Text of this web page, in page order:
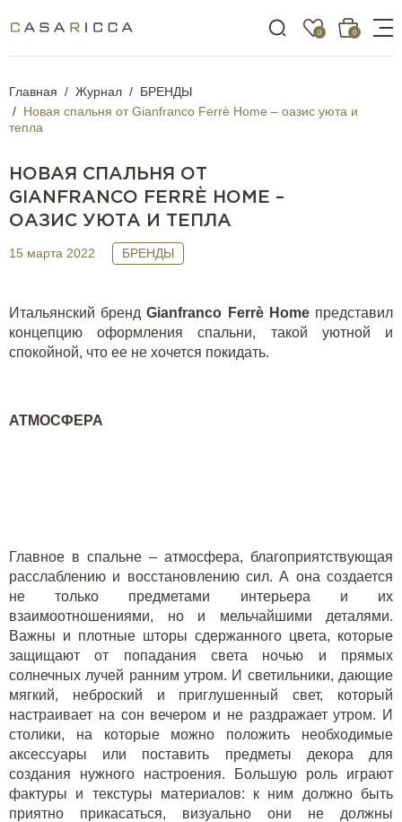
0 0
Главная Журнал
БРЕНДЫ
Новая спальня от Gianfranco Ferrè Home – оазис уюта и
тепла
НОВАЯ СПАЛЬНЯ ОТ
GIANFRANCO FERRÈ HOME –
ОАЗИС УЮТА И ТЕПЛА
15 марта 2022 БРЕНДЫ
Итальянский брендGianfranco Ferrè Home представил
концепцию оформления спальни, такой уютной и
спокойной, что ее не хочется покидать.
АТМОСФЕРА
Главное в спальне – атмосфера, благоприятствующая
расслаблению и восстановлению сил. А она создается
не только предметами интерьера и их
взаимоотношениями, но и мельчайшими деталями.
Важны и плотные шторы сдержанного цвета, которые
защищают от попадания света ночью и прямых
солнечных лучей ранним утром. И светильники, дающие
мягкий, неброский и приглушенный свет, который
настраивает на сон вечером и не раздражает утром. И
столики, на которые можно положить необходимые
аксессуары или поставить предметы декора для
создания нужного настроения. Большую роль играют
фактуры и текстуры материалов: к ним должно быть
приятно прикасаться, визуально они не должны